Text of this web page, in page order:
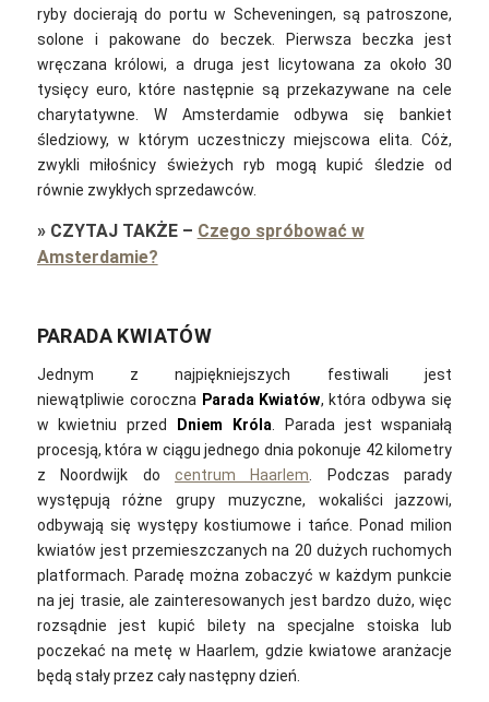
ryby docierają do portu w Scheveningen, są patroszone,
solone i pakowane do beczek. Pierwsza beczka jest
wręczana królowi, a druga jest licytowana za około 30
tysięcy euro, które następnie są przekazywane na cele
charytatywne. W Amsterdamie odbywa się bankiet
śledziowy, w którym uczestniczy miejscowa elita. Cóż,
zwykli miłośnicy świeżych ryb mogą kupić śledzie od
równie zwykłych sprzedawców.
» CZYTAJ TAKŻE– Czego spróbować w
Amsterdamie?
PARADA KWIATÓW
Jednym z najpiękniejszych festiwali jest
niewątpliwie coroczna Parada Kwiatów, która odbywa się
w kwietniu przed
Dniem Króla . Parada jest wspaniałą
procesją, która w ciągu jednego dnia pokonuje 42 kilometry
z Noordwijk do centrum Haarlem . Podczas parady
występują różne grupy muzyczne, wokaliści jazzowi,
odbywają się występy kostiumowe i tańce. Ponad milion
kwiatów jest przemieszczanych na 20 dużych ruchomych
platformach. Paradę można zobaczyć w każdym punkcie
na jej trasie, ale zainteresowanych jest bardzo dużo, więc
rozsądnie jest kupić bilety na specjalne stoiska lub
poczekać na metę w Haarlem, gdzie kwiatowe aranżacje
będą stały przez cały następny dzień.